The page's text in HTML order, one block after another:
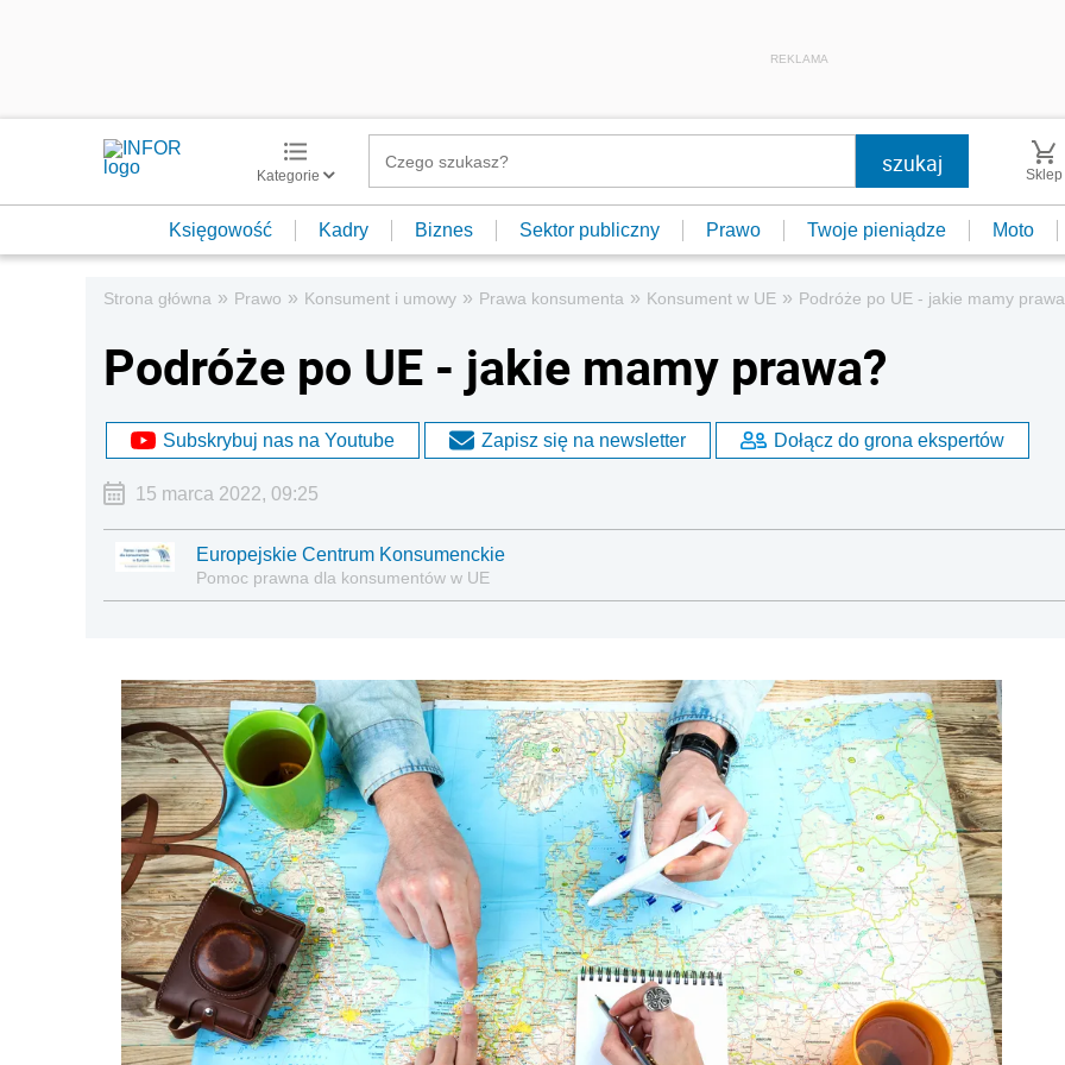
REKLAMA
Kategorie Sklep
Księgowość Kadry Biznes Sektor publiczny Prawo Twoje pieniądze Moto
Strona główna » Prawo » Konsument i umowy » Prawa konsumenta » Konsument w UE » Podróże po UE - jakie mamy
Podróże po UE - jakie mamy prawa?
Subskrybuj nas na Youtube Zapisz się na newsletter Dołącz do grona ekspertów
15 marca 2022, 09:25
Europejskie Centrum Konsumenckie
Pomoc prawna dla konsumentów w UE